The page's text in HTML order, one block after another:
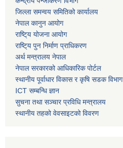
जिल्ला समन्वय समितिको कार्यालय
नेपाल कानुन आयोग
राष्टि्य योजना आयोग
राष्टि्य पुन निर्माण प्राधिकरण
अर्थ मन्त्रालय नेपाल
नेपाल सरकारको आधिकारिक पोर्टल
स्थानीय पूर्वाधार विकास र कृषि सडक विभाग
ICT सम्बन्धि ज्ञान
सुचना तथा सञ्चार प्रविधि मन्त्रालय
स्थानीय तहको वेवसाइटको विवरण